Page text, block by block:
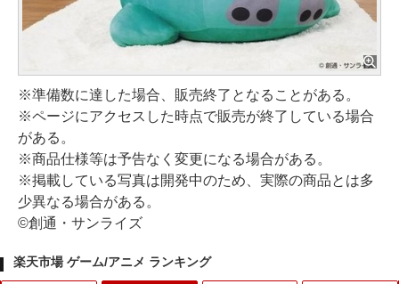
※準備数に達した場合、販売終了となることがある。
※ページにアクセスした時点で販売が終了している場合
がある。
※商品仕様等は予告なく変更になる場合がある。
※掲載している写真は開発中のため、実際の商品とは多
少異なる場合がある。
©創通・サンライズ
楽天市場 ゲーム/アニメ ランキング